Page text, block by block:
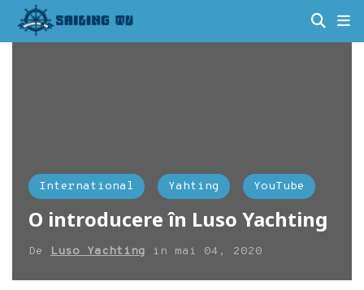
International Yahting YouTube
O introducere în Luso Yachting
De Luso Yachting in mai 04, 2020